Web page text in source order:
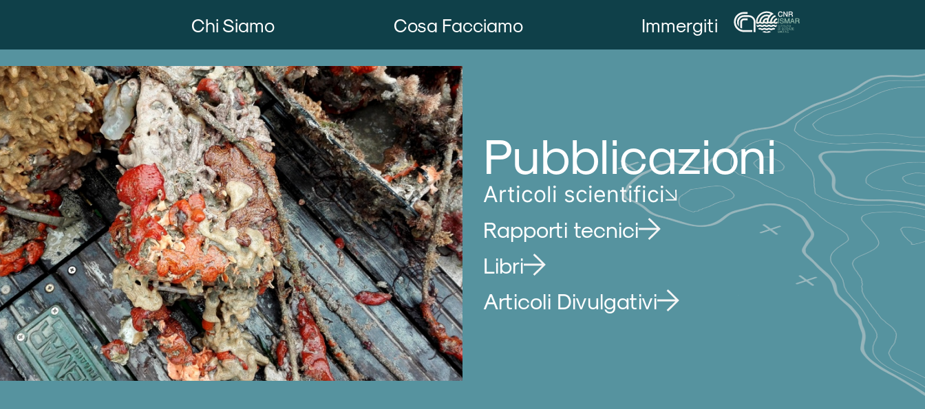
Chi Siamo Cosa Facciamo Immergiti
Pubblicazioni
Articoli scientifici
Rapporti tecnici
Libri
Articoli Divulgativi